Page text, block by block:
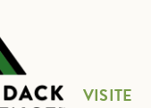
VISITE